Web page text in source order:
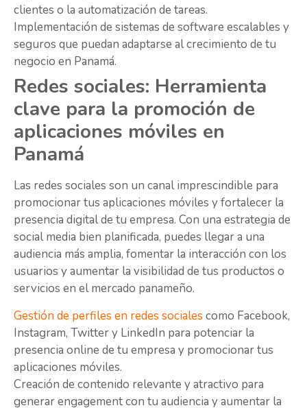
clientes o la automatización de tareas.
Implementación de sistemas de software escalables y
seguros que puedan adaptarse al crecimiento de tu
negocio en Panamá.
Redes sociales: Herramienta
clave para la promoción de
aplicaciones móviles en
Panamá
Las redes sociales son un canal imprescindible para
promocionar tus aplicaciones móviles y fortalecer la
presencia digital de tu empresa. Con una estrategia de
social media bien planificada, puedes llegar a una
audiencia más amplia, fomentar la interacción con los
usuarios y aumentar la visibilidad de tus productos o
servicios en el mercado panameño.
Gestión de perfiles en redes sociales como Facebook,
Instagram, Twitter y LinkedIn para potenciar la
presencia online de tu empresa y promocionar tus
aplicaciones móviles.
Creación de contenido relevante y atractivo para
generar engagement con tu audiencia y aumentar la